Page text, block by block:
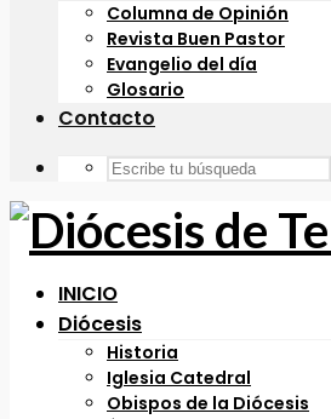
Columna de Opinión
Revista Buen Pastor
Evangelio del día
Glosario
Contacto
INICIO
Diócesis
Historia
Iglesia Catedral
Obispos de la Diócesis